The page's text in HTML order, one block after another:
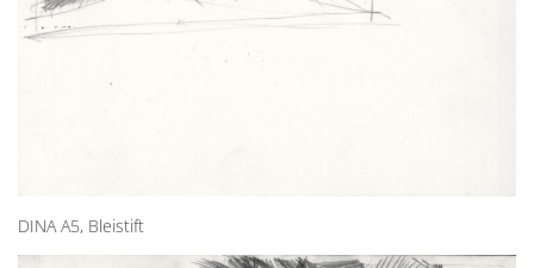
DINA A5, Bleistift